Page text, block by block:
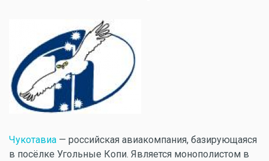
Чукотавиа — российская авиакомпания, базирующаяся
в посёлке Угольные Копи. Является монополистом в